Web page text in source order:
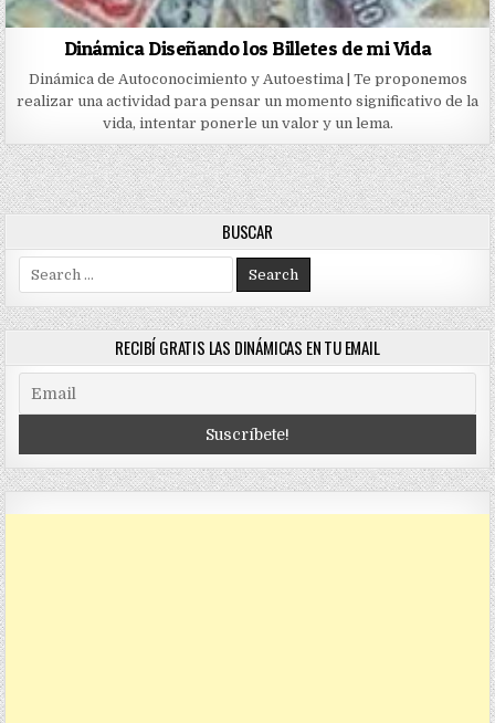
Dinámica Diseñando los Billetes de mi Vida
Dinámica de Autoconocimiento y Autoestima | Te proponemos
realizar una actividad para pensar un momento significativo de la
vida, intentar ponerle un valor y un lema.
BUSCAR
Search
for:
RECIBÍ GRATIS LAS DINÁMICAS EN TU EMAIL